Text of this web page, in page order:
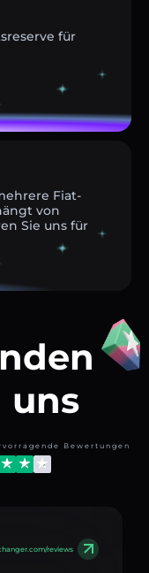
für
Fiat-
von
Sie uns für
uns
Bewertungen
reviews